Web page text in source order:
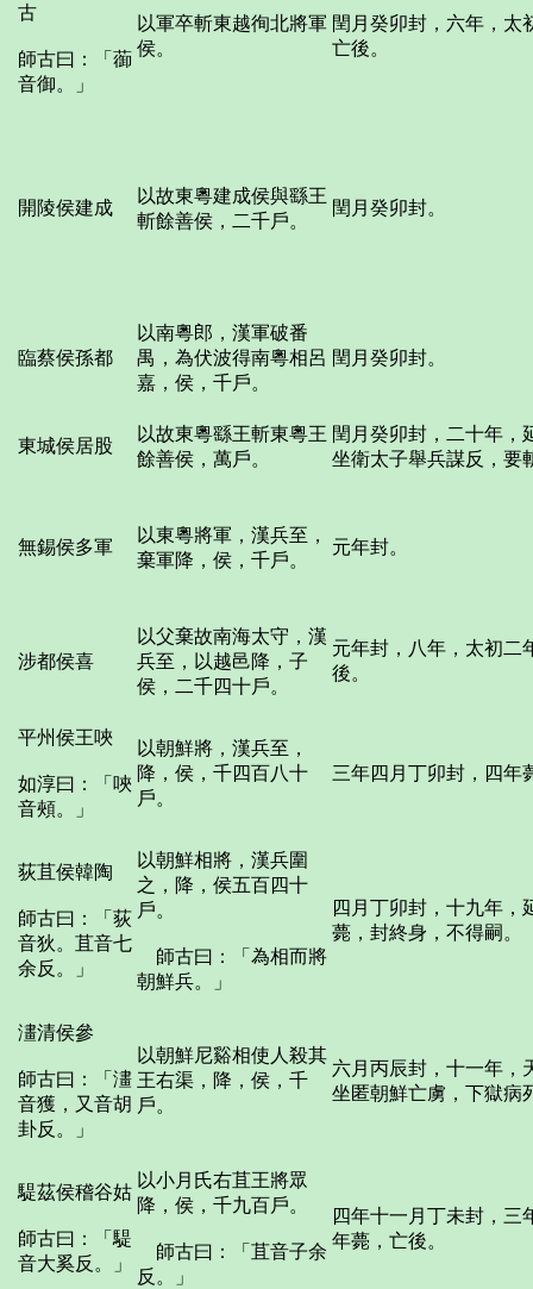
古
師古曰：「蓹
音御。」
以軍卒斬東越徇北將軍
侯。
閏月癸卯封，六年，太
亡後。
開陵侯建成
以故東粵建成侯與繇王
斬餘善侯，二千戶。
閏月癸卯封。
臨蔡侯孫都
以南粵郎，漢軍破番
禺，為伏波得南粵相呂
嘉，侯，千戶。
閏月癸卯封。
東城侯居股
以故東粵繇王斬東粵王
餘善侯，萬戶。
閏月癸卯封，二十年，
坐衛太子舉兵謀反，要
無錫侯多軍
以東粵將軍，漢兵至，
棄軍降，侯，千戶。
元年封。
涉都侯喜
以父棄故南海太守，漢
兵至，以越邑降，子
侯，二千四十戶。
元年封，八年，太初二
後。
平州侯王唊
如淳曰：「唊
音頰。」
以朝鮮將，漢兵至，
降，侯，千四百八十
戶。
三年四月丁卯封，四年
荻苴侯韓陶
師古曰：「荻
音狄。苴音七
余反。」
以朝鮮相將，漢兵圍
之，降，侯五百四十
戶。
師古曰：「為相而將
朝鮮兵。」
四月丁卯封，十九年，
薨，封終身，不得嗣。
澅清侯參
師古曰：「澅
音獲，又音胡
卦反。」
以朝鮮尼谿相使人殺其
王右渠，降，侯，千
戶。
六月丙辰封，十一年，
坐匿朝鮮亡虜，下獄病
騠茲侯稽谷姑
師古曰：「騠
音大奚反。」
以小月氏右苴王將眾
降，侯，千九百戶。
師古曰：「苴音子余
反。」
四年十一月丁未封，三
年薨，亡後。